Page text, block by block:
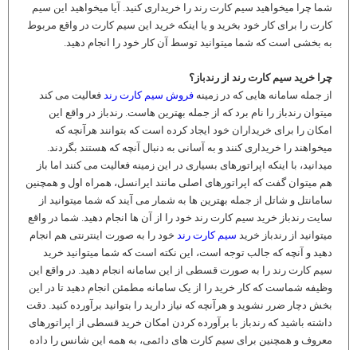
شما چرا میخواهید سیم کارت رند را خریداری کنید. آیا میخواهید این سیم
کارت را برای کار خود بخرید و یا اینکه خرید این سیم کارت در واقع مربوط
به بخشی است که شما میتوانید توسط آن کار خود را انجام دهید.
چرا خرید سیم کارت رند از رندباز؟
از جمله سامانه هایی که در زمینه فروش سیم کارت رند فعالیت می کند
میتوان رندباز را نام برد که از جمله بهترین هاست. رندباز در واقع این
امکان را برای خریداران خود ایجاد کرده است که بتوانند هرآنچه که
میخواهند را خریداری کنند و به آسانی به دنبال آنچه که هستند بگردند.
میدانید، با اینکه اپراتورهای بسیاری در این زمینه فعالیت می کنند اما باز
هم میتوان گفت که اپراتورهای اصلی مانند ایرانسل، همراه اول و همچنین
سامانتل و شاتل از جمله بهترین ها به شمار می آیند که شما میتوانید از
سایت رندباز خرید سیم کارت رند خود را از آن ها انجام دهید. شما در واقع
میتوانید از رندباز خرید سیم کارت رند خود را به صورت اینترنتی هم انجام
دهید و آنچه که جالب توجه است، این نکته است که شما میتوانید خرید
سیم کارت رند را به صورت قسطی از این سامانه انجام دهید. در واقع این
وظیفه شماست که کار خرید را از یک سامانه مطمئن انجام دهید تا در این
بخش دچار ضرر نشوید و هرآنچه که نیاز دارید را بتوانید برآورده کنید. دقت
داشته باشید که رندباز با برآورده کردن امکان خرید قسطی از اپراتورهای
معروف و همچنین برای سیم کارت های دائمی، به همه این شانس را داده